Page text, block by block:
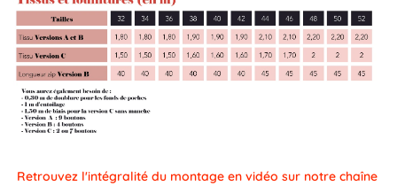
Retrouvez l'intégralité du montage en vidéo sur notre chaîne